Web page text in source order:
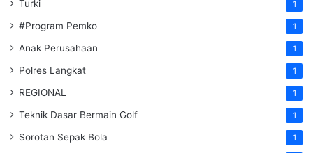
Turki 1
#Program Pemko 1
Anak Perusahaan 1
Polres Langkat 1
REGIONAL 1
Teknik Dasar Bermain Golf 1
Sorotan Sepak Bola 1